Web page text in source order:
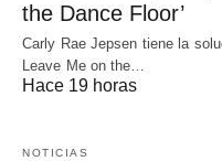
the Dance Floor’
Carly Rae Jepsen tiene la
Leave Me on the…
Hace 19 horas
NOTICIAS